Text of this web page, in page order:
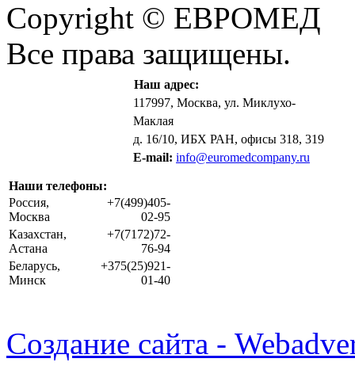
Copyright © ЕВРОМЕД
Все права защищены.
Наш адрес:
117997, Москва, ул. Миклухо-
Маклая
д. 16/10, ИБХ РАН, офисы 318, 319
E-mail: info@euromedcompany.ru
Наши телефоны:
Россия,
Москва
+7(499)405-
02-95
Казахстан,
Астана
+7(7172)72-
76-94
Беларусь,
Минск
+375(25)921-
01-40
Создание сайта -